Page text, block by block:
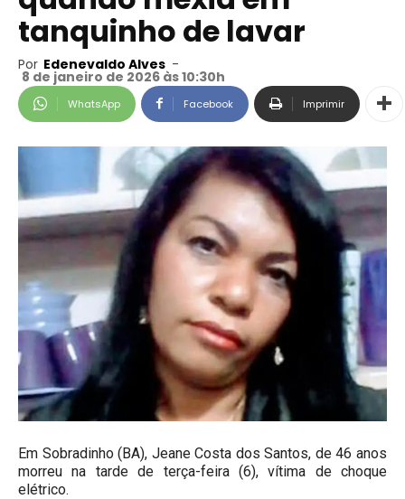
tanquinho de lavar
Por Edenevaldo Alves -
8 de janeiro de 2026 às 10:30h
WhatsApp Facebook Imprimir
Em Sobradinho (BA), Jeane Costa dos Santos, de 46 anos
morreu na tarde de terça-feira (6), vítima de choque
elétrico.